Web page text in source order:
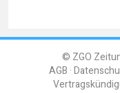
© ZGO
AGB